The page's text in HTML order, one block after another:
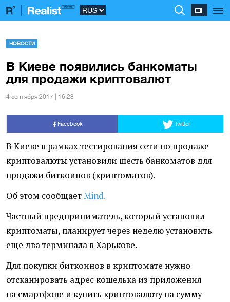
НОВОСТИ
В Киеве появились банкоматы
для продажи криптовалют
4 сентября 2017 | 16:28
Facebook Twitter
В Киеве в рамках тестирования сети по продаже
криптовалюты установили шесть банкоматов для
продажи биткоинов (криптоматов).
Об этом сообщаетMind.
Частный предприниматель, который установил
криптоматы, планирует через неделю установить
еще два терминала в Харькове.
Для покупки биткоинов в криптомате нужно
отсканировать адрес кошелька из приложения
на смартфоне и купить криптовалюту на сумму